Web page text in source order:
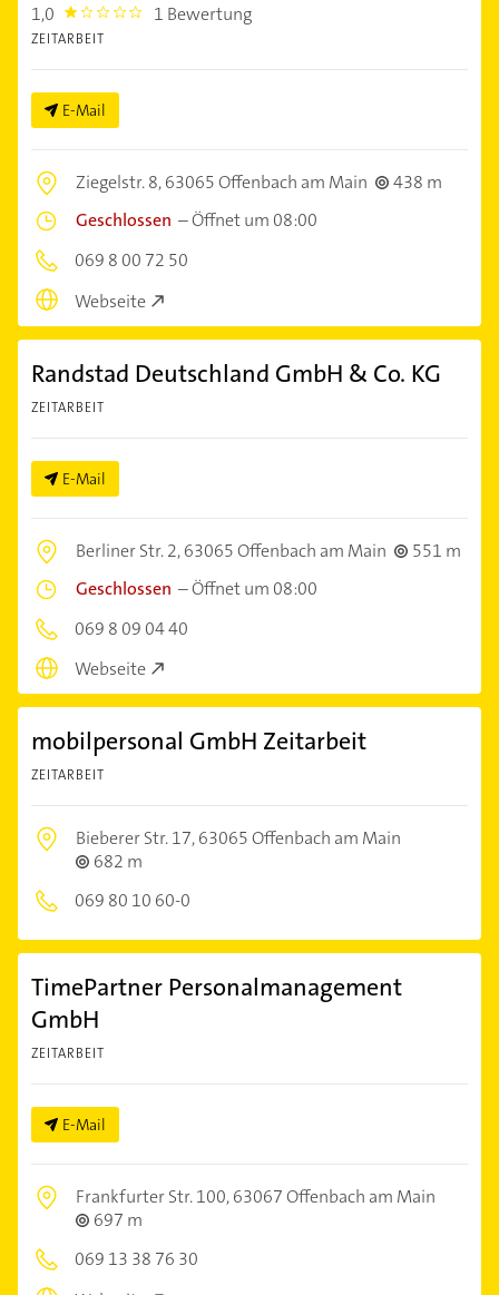
1,0 1.0 1 Bewertung
ZEITARBEIT
E-Mail
Ziegelstr. 8,63065 Offenbach am Main
438 m
Geschlossen –Öffnet um 08:00
069 8 00 72 50
Webseite
Randstad Deutschland GmbH & Co. KG
ZEITARBEIT
E-Mail
Berliner Str. 2,63065 Offenbach am Main
551 m
Geschlossen –Öffnet um 08:00
069 8 09 04 40
Webseite
mobilpersonal GmbH Zeitarbeit
ZEITARBEIT
Bieberer Str. 17,63065 Offenbach am Main
682 m
069 80 10 60-0
TimePartner Personalmanagement
GmbH
ZEITARBEIT
E-Mail
Frankfurter Str. 100,63067 Offenbach am Main
697 m
069 13 38 76 30